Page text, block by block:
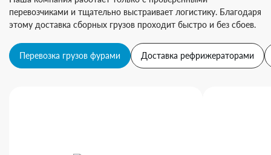
перевозчиками и тщательно выстраивает логистику. Благодаря
этому доставка сборных грузов проходит быстро и без сбоев.
Перевозка грузов фурами Доставка рефрижераторами